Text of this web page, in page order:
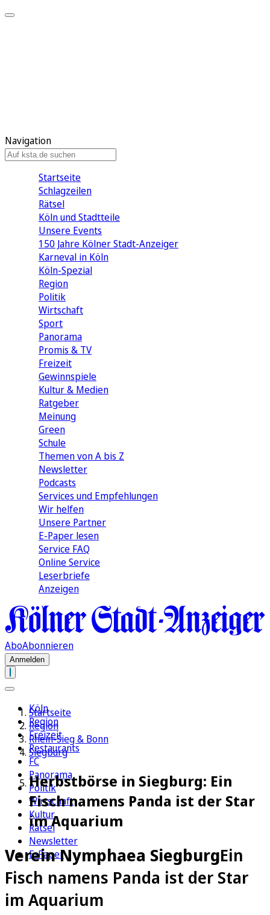
Navigation
Startseite
Schlagzeilen
Rätsel
Köln und Stadtteile
Unsere Events
150 Jahre Kölner Stadt-Anzeiger
Karneval in Köln
Köln-Spezial
Region
Politik
Wirtschaft
Sport
Panorama
Promis & TV
Freizeit
Gewinnspiele
Kultur & Medien
Ratgeber
Meinung
Green
Schule
Themen von A bis Z
Newsletter
Podcasts
Services und Empfehlungen
Wir helfen
Unsere Partner
E-Paper lesen
Service FAQ
Online Service
Leserbriefe
Anzeigen
AboAbonnieren
Anmelden
Köln
Region
Freizeit
Restaurants
FC
Panorama
Politik
Wirtschaft
Kultur
Rätsel
Newsletter
E-Paper
Startseite
Region
Rhein-Sieg & Bonn
Siegburg
Herbstbörse in Siegburg: Ein
Fisch namens Panda ist der Star
im Aquarium
Verein Nymphaea SiegburgEin
Fisch namens Panda ist der Star
im Aquarium